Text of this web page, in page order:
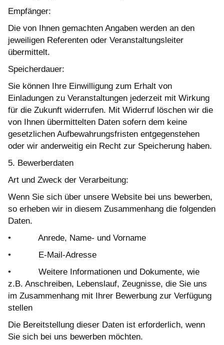
Empfänger:
Die von Ihnen gemachten Angaben werden an den
jeweiligen Referenten oder Veranstaltungsleiter
übermittelt.
Speicherdauer:
Sie können Ihre Einwilligung zum Erhalt von
Einladungen zu Veranstaltungen jederzeit mit Wirkung
für die Zukunft widerrufen. Mit Widerruf löschen wir die
von Ihnen übermittelten Daten sofern dem keine
gesetzlichen Aufbewahrungsfristen entgegenstehen
oder wir anderweitig ein Recht zur Speicherung haben.
5. Bewerberdaten
Art und Zweck der Verarbeitung:
Wenn Sie sich über unsere Website bei uns bewerben,
so erheben wir in diesem Zusammenhang die folgenden
Daten.
• Anrede, Name- und Vorname
• E-Mail-Adresse
• Weitere Informationen und Dokumente, wie
z.B. Anschreiben, Lebenslauf, Zeugnisse, die Sie uns
im Zusammenhang mit Ihrer Bewerbung zur Verfügung
stellen
Die Bereitstellung dieser Daten ist erforderlich, wenn
Sie sich bei uns bewerben möchten.